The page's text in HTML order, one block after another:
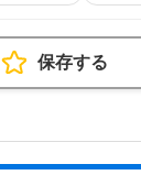
保存する